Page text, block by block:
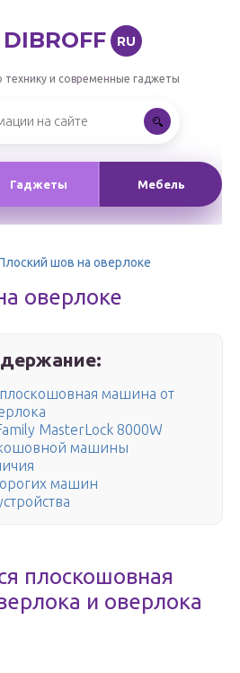
DIBROFF RU
и современные гаджеты
Гаджеты Мебель
шов на оверлоке
оверлоке
машина от
MasterLock 8000W
машины
машин
плоскошовная
и оверлока